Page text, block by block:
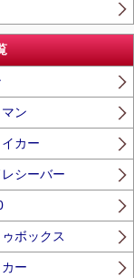
ン
カー
シーバー
ボックス
ー